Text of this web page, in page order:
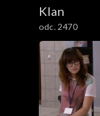
Klan
odc. 2470